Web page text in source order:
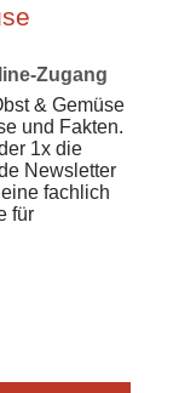
Zugang
& Gemüse
und Fakten.
1x die
Newsletter
fachlich
für